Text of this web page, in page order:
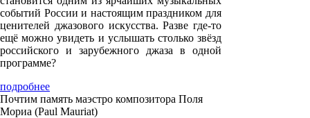
событий России и настоящим праздником для
ценителей джазового искусства. Разве где-то
ещё можно увидеть и услышать столько звёзд
российского и зарубежного джаза в одной
программе?
подробнее
Почтим память маэстро композитора Поля
Мориа (Paul Mauriat)